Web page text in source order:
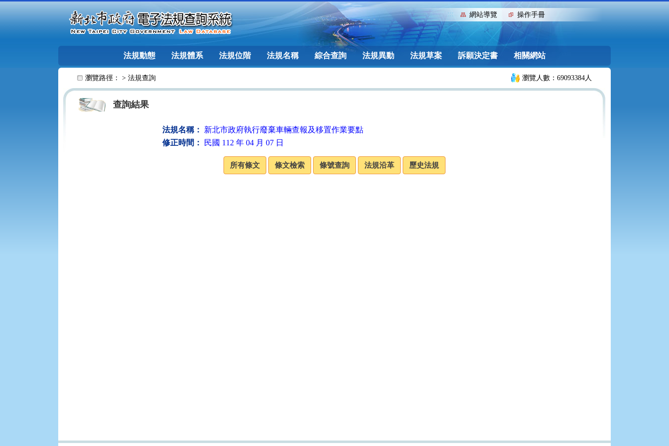
::: 網站導覽 操作手冊
法規動態 法規體系 法規位階 法規名稱 綜合查詢 法規異動 法規草案 訴願決定書 相關網站
瀏覽路徑： > 法規查詢 瀏覽人數：69093384人
查詢結果
法規名稱：
新北市政府執行廢棄車輛查報及移置作業要點
修正時間：
民國 112 年 04 月 07 日